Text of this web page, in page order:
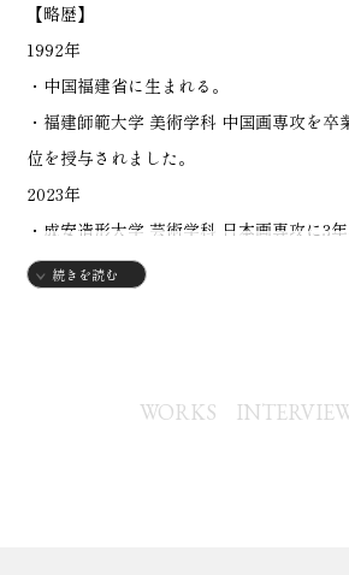
【略歴】
1992年
・中国福建省に生まれる。
・福建師範大学 美術学科 中国画専攻を卒
位を授与されました。
2023年
・成安造形大学 芸術学科 日本画専攻に3年
続きを読む
WORKS